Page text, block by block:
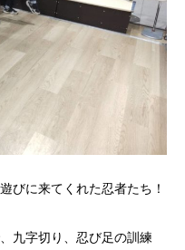
びに来てくれた忍者たち！
九字切り、忍び足の訓練